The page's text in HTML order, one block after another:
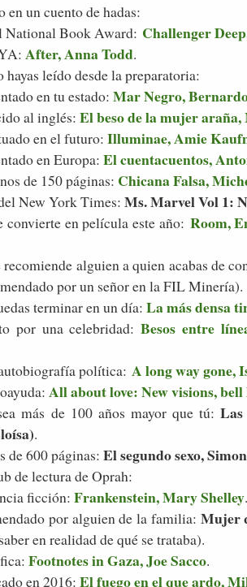
en un cuento de hadas:
National Book Award: Challenger
After, Anna Todd.
leído desde la preparatoria:
en tu estado: Mar Negro,
al inglés: El beso de la mujer
en el futuro: Illuminae, Amie
en Europa: El cuentacuentos,
de 150 páginas: Chicana Falsa,
New York Times: Ms. Marvel Vol 1:
convierte en película este año: Room,
alguien a quien acabas de
por un señor en la FIL Minería).
terminar en un día: La más densa
por una celebridad:Besos entre
política: A long way gone,
All about love: New visions, bell
más de 100 años mayor que tú:
.
de 600 páginas: El segundo sexo,
de lectura de Oprah:
ficción: Frankenstein, Mary Shelley.
por alguien de la familia: Mujer
en realidad de qué se trataba).
Footnotes in Gaza, Joe Sacco.
en 2016: El fuego en el que ardo,